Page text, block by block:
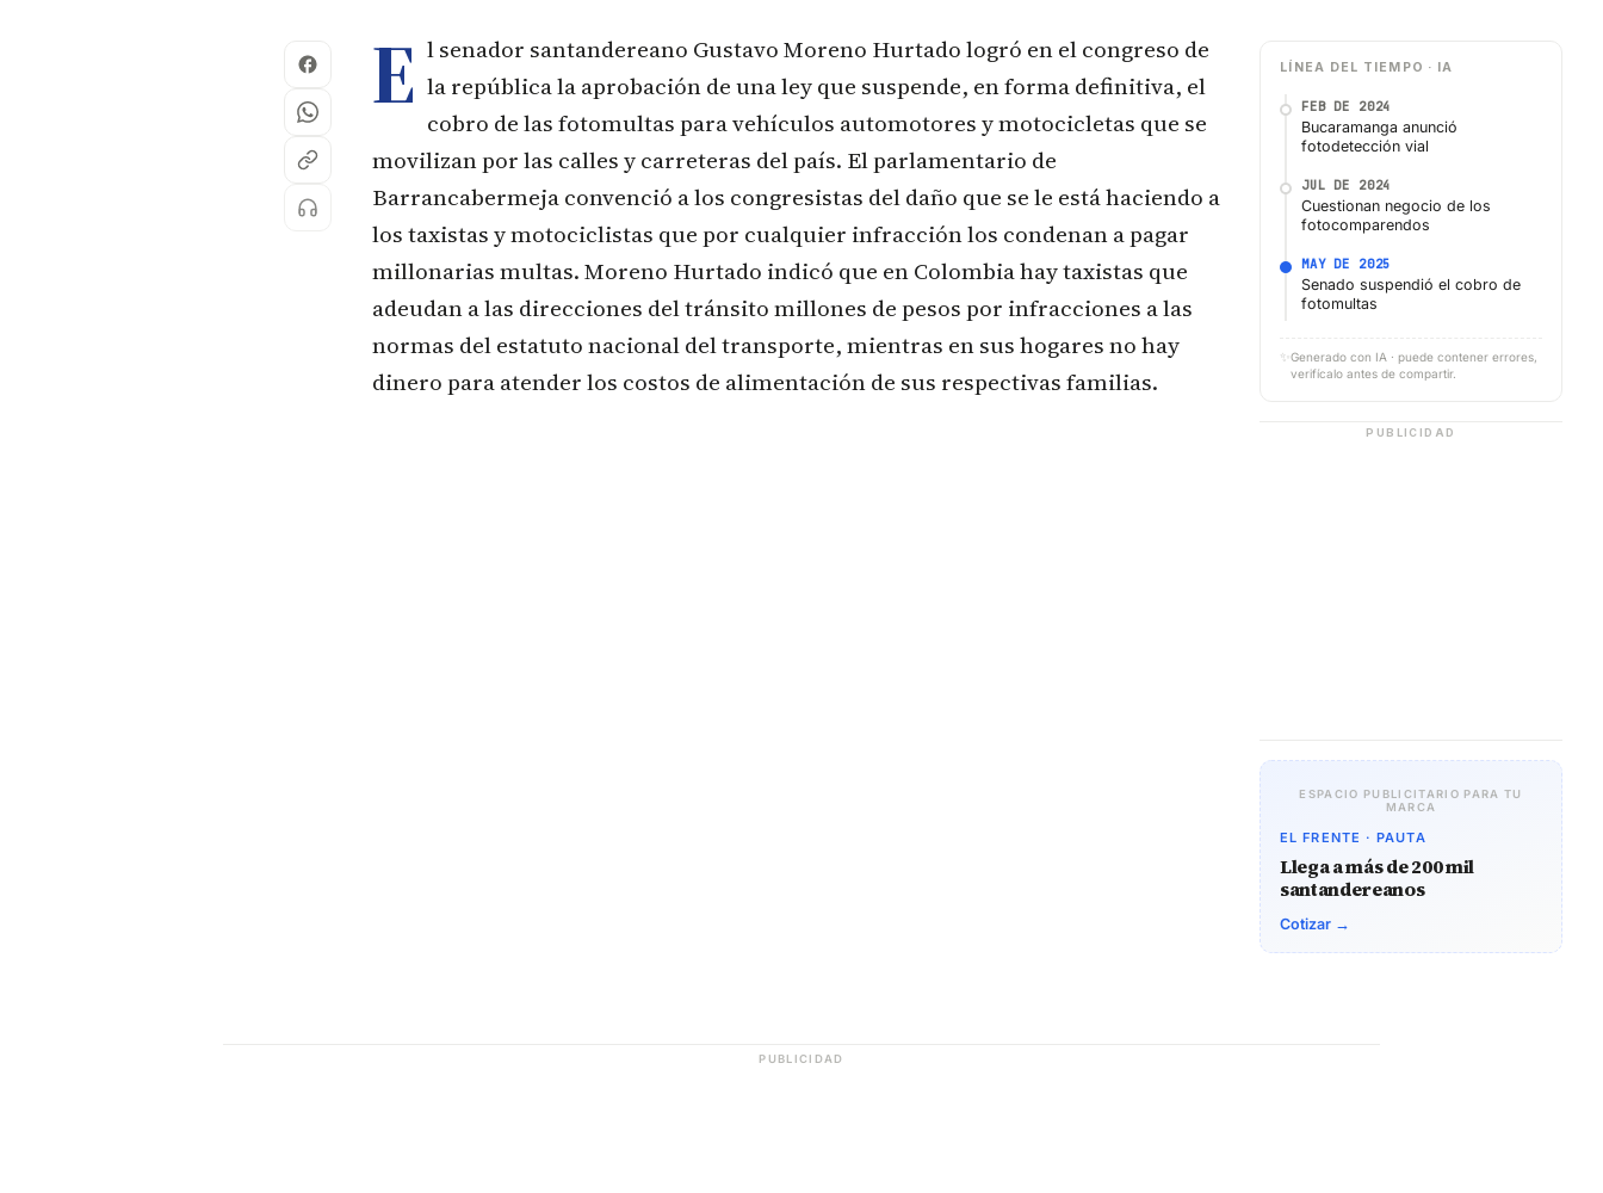
E l senador santandereano Gustavo Moreno Hurtado logró en el congreso de
la república la aprobación de una ley que suspende, en forma definitiva, el
cobro de las fotomultas para vehículos automotores y motocicletas que se
movilizan por las calles y carreteras del país. El parlamentario de
Barrancabermeja convenció a los congresistas del daño que se le está haciendo a
los taxistas y motociclistas que por cualquier infracción los condenan a pagar
millonarias multas. Moreno Hurtado indicó que en Colombia hay taxistas que
adeudan a las direcciones del tránsito millones de pesos por infracciones a las
normas del estatuto nacional del transporte, mientras en sus hogares no hay
dinero para atender los costos de alimentación de sus respectivas familias.
LÍNEA DEL TIEMPO · IA
FEB DE 2024
Bucaramanga anunció
fotodetección vial
JUL DE 2024
Cuestionan negocio de los
fotocomparendos
MAY DE 2025
Senado suspendió el cobro de
fotomultas
✨ Generado con IA · puede contener errores,
verifícalo antes de compartir.
PUBLICIDAD
ESPACIO PUBLICITARIO PARA TU
MARCA
EL FRENTE · PAUTA
Llega a más de 200 mil
santandereanos
Cotizar →
PUBLICIDAD